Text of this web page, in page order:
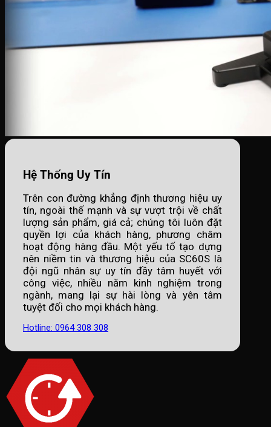
Hệ Thống Uy Tín
Trên con đường khẳng định thương hiệu uy
tín, ngoài thế mạnh và sự vượt trội về chất
lượng sản phẩm, giá cả; chúng tôi luôn đặt
quyền lợi của khách hàng, phương châm
hoạt động hàng đầu. Một yếu tố tạo dựng
nên niềm tin và thương hiệu của SC60S là
đội ngũ nhân sự uy tín đầy tâm huyết với
công việc, nhiều năm kinh nghiệm trong
ngành, mang lại sự hài lòng và yên tâm
tuyệt đối cho mọi khách hàng.
Hotline: 0964 308 308